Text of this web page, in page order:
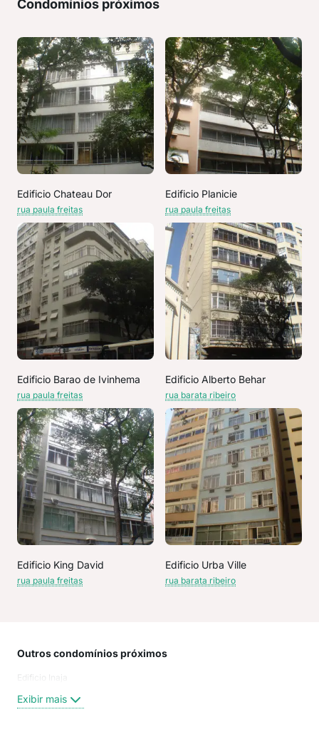
Condomínios próximos
Edificio Chateau Dor
rua paula freitas
Edificio Planicie
rua paula freitas
Edificio Barao de Ivinhema
rua paula freitas
Edificio Alberto Behar
rua barata ribeiro
Edificio King David
rua paula freitas
Edificio Urba Ville
rua barata ribeiro
Outros condomínios próximos
Edificio Inaja
Exibir mais